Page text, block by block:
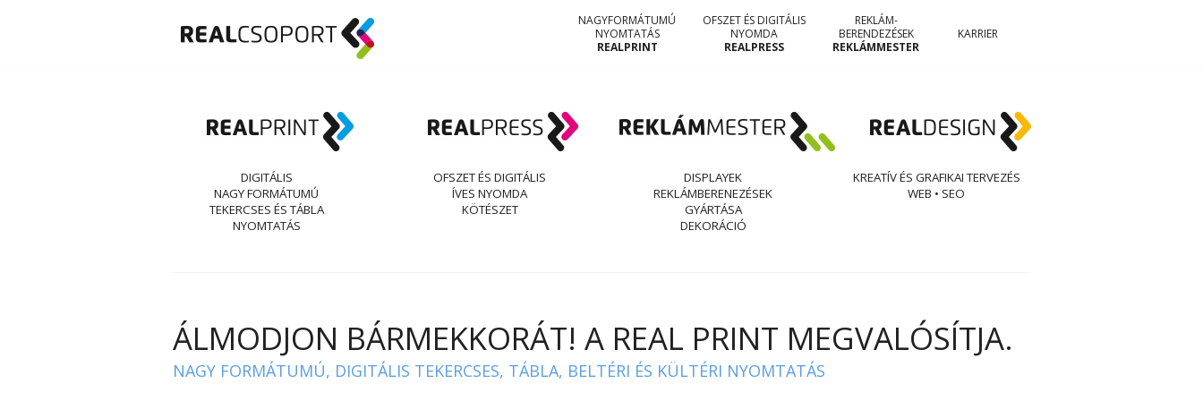
NAGYFORMÁTUMÚ
NYOMTATÁS
REALPRINT
OFSZET ÉS DIGITÁLIS
NYOMDA
REALPRESS
REKLÁM-
BERENDEZÉSEK
REKLÁMMESTER
KARRIER
DIGITÁLIS
NAGY FORMÁTUMÚ
TEKERCSES ÉS TÁBLA
NYOMTATÁS
OFSZET ÉS DIGITÁLIS
ÍVES NYOMDA
KÖTÉSZET
DISPLAYEK
REKLÁMBERENEZÉSEK
GYÁRTÁSA
DEKORÁCIÓ
KREATÍV ÉS GRAFIKAI TERVEZÉS
WEB • SEO
ÁLMODJON BÁRMEKKORÁT! A REAL PRINT MEGVALÓSÍTJA.
NAGY FORMÁTUMÚ, DIGITÁLIS TEKERCSES, TÁBLA, BELTÉRI ÉS KÜLTÉRI NYOMTATÁS